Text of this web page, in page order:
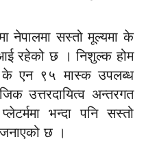
नेपालमा सस्तो मूल्यमा के
रहेको छ । निशुल्क होम
के एन ९५ मास्क उपलब्ध
उत्तरदायित्व अन्तरगत
भन्दा पनि सस्तो
छ ।